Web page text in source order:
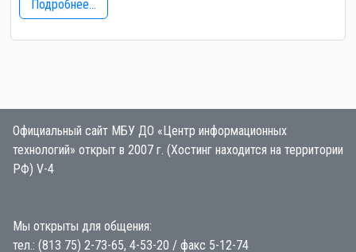
Подробнее...
Официальный сайт МБУ ДО «Центр информационных
технологий» открыт в 2007 г. (Хостинг находится на территории
РФ) V-4
Мы открыты для общения:
тел.: (813 75) 2-73-65, 4-53-20 / факс 5-12-74